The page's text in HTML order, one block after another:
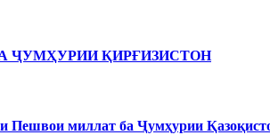
ҶУМҲУРИИ ҚИРҒИЗИСТОН
Пешвои миллат ба Ҷумҳурии